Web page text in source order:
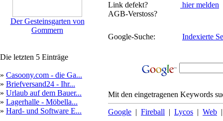
Der Gesteinsgarten von
Gommern
Die letzten 5 Einträge
» Casoony.com - die Ga...
» Briefversand24 - Ihr...
» Urlaub auf dem Bauer...
» Lagerhalle - Möbella...
» Hard- und Software E...
Link defekt?
AGB-Verstoss?
hier melden
Google-Suche: Indexierte
Mit den eingetragenen Keywords
Google | Fireball | Lycos | Web